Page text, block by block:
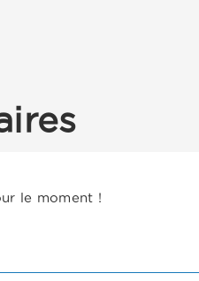
le moment !